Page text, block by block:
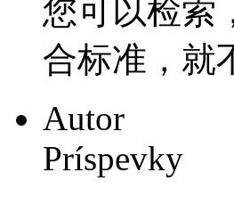
您可以检索
合标准，就
Autor
Príspevky